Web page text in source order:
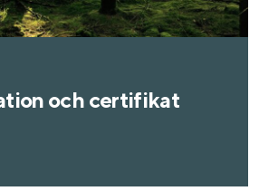
och certifikat